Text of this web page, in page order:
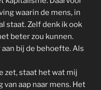
waarin de mens, in
staat. Zelf denk ik ook
beter zou kunnen.
bij de behoefte. Als
zet, staat het wat mij
aap naar mens. Het